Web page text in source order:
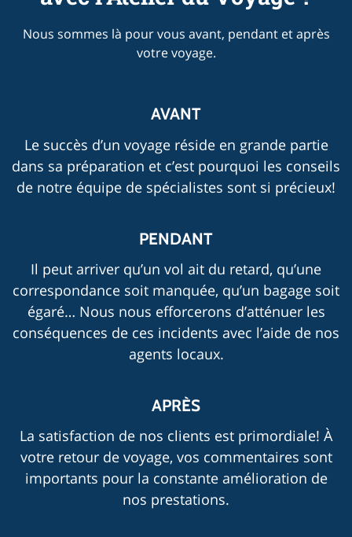
Nous sommes là pour vous avant, pendant et après
votre voyage.
AVANT
Le succès d’un voyage réside en grande partie
dans sa préparation et c’est pourquoi les conseils
de notre équipe de spécialistes sont si précieux!
PENDANT
Il peut arriver qu’un vol ait du retard, qu’une
correspondance soit manquée, qu’un bagage soit
égaré… Nous nous efforcerons d’atténuer les
conséquences de ces incidents avec l’aide de nos
agents locaux.
APRÈS
La satisfaction de nos clients est primordiale! À
votre retour de voyage, vos commentaires sont
importants pour la constante amélioration de
nos prestations.